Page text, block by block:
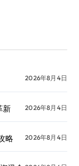
2026年8月4日
新 2026年8月4日
略 2026年8月4日